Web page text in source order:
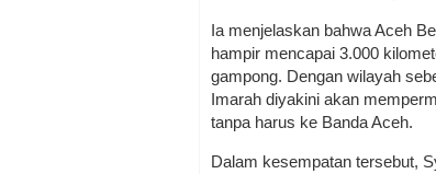
Ia menjelaskan bahwa Aceh
hampir mencapai 3.000
gampong. Dengan wilayah
Imarah diyakini akan
tanpa harus ke Banda Aceh.
Dalam kesempatan tersebut,